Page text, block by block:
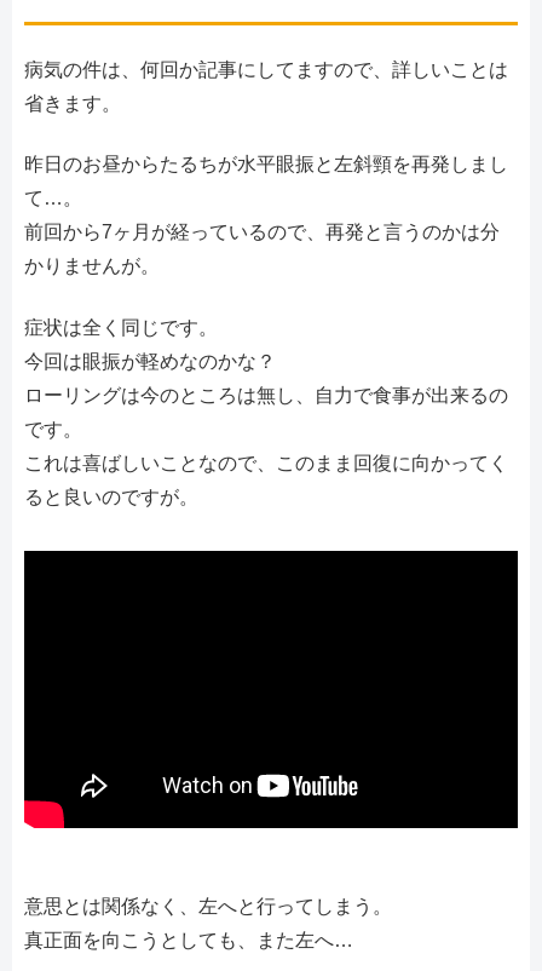
病気の件は、何回か記事にしてますので、詳しいことは
省きます。
昨日のお昼からたるちが水平眼振と左斜頸を再発しまし
て…。
前回から7ヶ月が経っているので、再発と言うのかは分
かりませんが。
症状は全く同じです。
今回は眼振が軽めなのかな？
ローリングは今のところは無し、自力で食事が出来るの
です。
これは喜ばしいことなので、このまま回復に向かってく
ると良いのですが。
意思とは関係なく、左へと行ってしまう。
真正面を向こうとしても、また左へ…